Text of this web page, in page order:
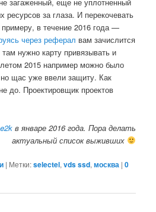
загаженный, еще не уплотненный
ресурсов за глаза. И перекочевать
в течение 2016 года —
через реферал вам зачислится
нужно карту привязывать и
2015 например можно было
но щас уже ввели защиту. Как
до. Проектировщик проектов
в январе 2016 года. Пора делать
актуальный список выживших
| Метки:selectel,vds ssd,москва |0